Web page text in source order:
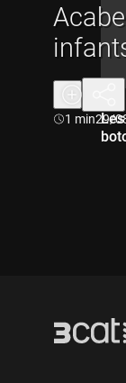
Durada:
1 min29/